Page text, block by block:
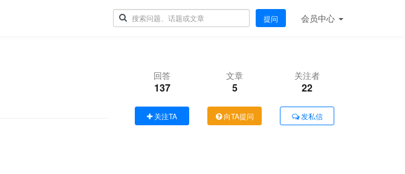
提问 会员中心
回答
137
文章
5
关注者
22
关注TA 向TA提问 发私信